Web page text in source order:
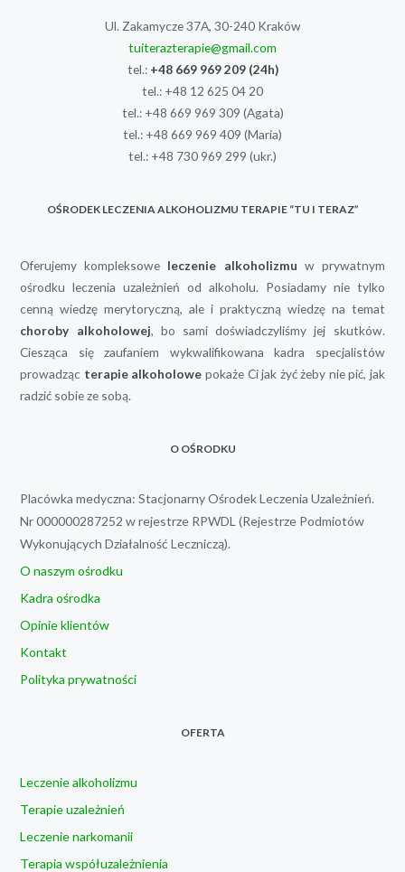
Ul. Zakamycze 37A, 30-240 Kraków
tuiterazterapie@gmail.com
tel.: +48 669 969 209(24h)
tel.: +48 12 625 04 20
tel.: +48 669 969 309 (Agata)
tel.: +48 669 969 409 (Maria)
tel.: +48 730 969 299 (ukr.)
OŚRODEK LECZENIA ALKOHOLIZMU TERAPIE “TU I TERAZ”
Oferujemy kompleksowe leczenie alkoholizmu w prywatnym
ośrodku leczenia uzależnień od alkoholu. Posiadamy nie tylko
cenną wiedzę merytoryczną, ale i praktyczną wiedzę na temat
choroby alkoholowej, bo sami doświadczyliśmy jej skutków.
Ciesząca się zaufaniem wykwalifikowana kadra specjalistów
prowadząc terapie alkoholowe pokaże Ci jak żyć żeby nie pić, jak
radzić sobie ze sobą.
O OŚRODKU
Placówka medyczna: Stacjonarny Ośrodek Leczenia Uzależnień.
Nr 000000287252 w rejestrze RPWDL (Rejestrze Podmiotów
Wykonujących Działalność Leczniczą).
O naszym ośrodku
Kadra ośrodka
Opinie klientów
Kontakt
Polityka prywatności
OFERTA
Leczenie alkoholizmu
Terapie uzależnień
Leczenie narkomanii
Terapia współuzależnienia